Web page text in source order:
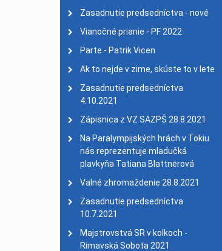
Na
2021
Zasadnutie
Parte -
Vianočný
Aj šport
Zasadnutie
Nadácia
Zasadnutie
Zasadnutie
SUPERFIT
|
Zasadnutie predsedníctva - nové
Vianočné prianie - PF 2022
Parte - Patrik Vicen
Ak to nejde v zime, skúste to v lete
Zasadnutie predsedníctva
4.10.2021
Zápisnica z VZ SAZPŠ 28.8.2021
Na Paralympijských hrách v Tokiu
nás reprezentuje mladučká
plavkyňa Tatiana Blattnerová
Valné zhromaždenie 28.8.2021
Zasadnutie predsedníctva
10.7.2021
Majstrovstvá SR v kolkoch -
Rimavská Sobota 2021